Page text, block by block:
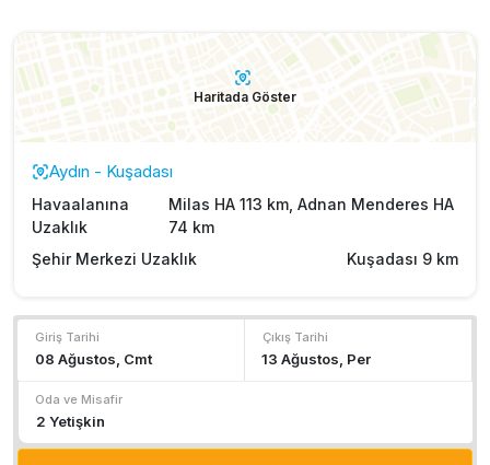
Haritada Göster
Aydın - Kuşadası
Havaalanına
Uzaklık
Milas HA 113 km, Adnan Menderes HA
74 km
Şehir Merkezi Uzaklık
Kuşadası 9 km
Giriş Tarihi Çıkış Tarihi
Oda ve Misafir